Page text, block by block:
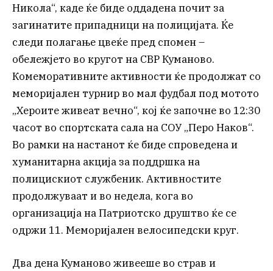
Никола“, каде ќе биде оддадена почит за
загинатите припадници на полицијата. Ќе
следи полагање цвеќе пред спомен –
обележјето во кругот на СВР Куманово.
Комеморативните активности ќе продолжат со
меморијален турнир во мал фудбал под мотото
„Хероите живеат вечно“, кој ќе започне во 12:30
часот во спортската сала на СОУ „Перо Наков“.
Во рамки на настанот ќе биде спроведена и
хуманитарна акција за поддршка на
полицискиот службеник. Активностите
продолжуваат и во недела, кога во
организација на Патриотско друштво ќе се
одржи 11. Меморијален велосипедски круг.
Два дена Куманово живееше во страв и